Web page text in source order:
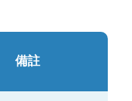
備註